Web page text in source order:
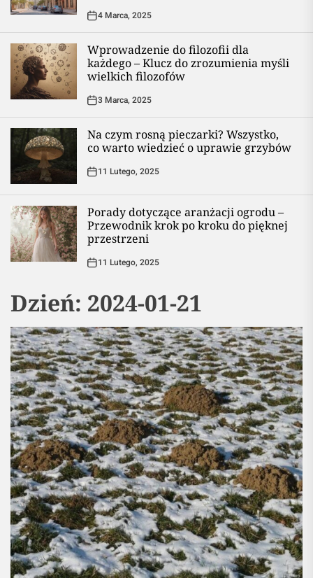
4 Marca, 2025
Wprowadzenie do filozofii dla
każdego – Klucz do zrozumienia myśli
wielkich filozofów
3 Marca, 2025
Na czym rosną pieczarki? Wszystko,
co warto wiedzieć o uprawie grzybów
11 Lutego, 2025
Porady dotyczące aranżacji ogrodu –
Przewodnik krok po kroku do pięknej
przestrzeni
11 Lutego, 2025
Dzień: 2024-01-21